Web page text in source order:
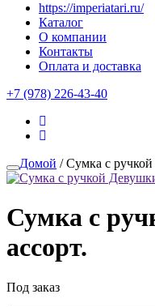
https://imperiatari.ru/
Каталог
О компании
Контакты
Оплата и доставка
+7 (978) 226-43-40
Домой / Сумка с
Сумка с
ассорт.
Под заказ